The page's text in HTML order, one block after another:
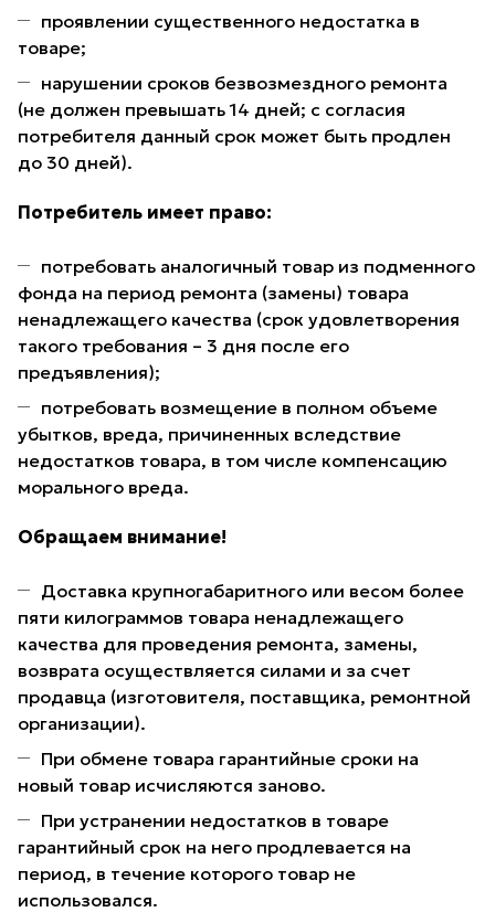
проявлении существенного недостатка в
товаре;
нарушении сроков безвозмездного ремонта
(не должен превышать 14 дней; с согласия
потребителя данный срок может быть продлен
до 30 дней).
Потребитель имеет право:
потребовать аналогичный товар из подменного
фонда на период ремонта (замены) товара
ненадлежащего качества (срок удовлетворения
такого требования – 3 дня после его
предъявления);
потребовать возмещение в полном объеме
убытков, вреда, причиненных вследствие
недостатков товара, в том числе компенсацию
морального вреда.
Обращаем внимание!
Доставка крупногабаритного или весом более
пяти килограммов товара ненадлежащего
качества для проведения ремонта, замены,
возврата осуществляется силами и за счет
продавца (изготовителя, поставщика, ремонтной
организации).
При обмене товара гарантийные сроки на
новый товар исчисляются заново.
При устранении недостатков в товаре
гарантийный срок на него продлевается на
период, в течение которого товар не
использовался.